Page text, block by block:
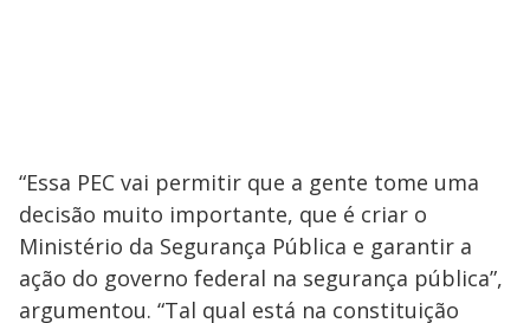
“Essa PEC vai permitir que a gente tome uma
decisão muito importante, que é criar o
Ministério da Segurança Pública e garantir a
ação do governo federal na segurança pública”,
argumentou. “Tal qual está na constituição